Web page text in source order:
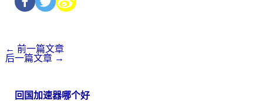
← 前一篇文章
后一篇文章 →
回国加速器哪个好